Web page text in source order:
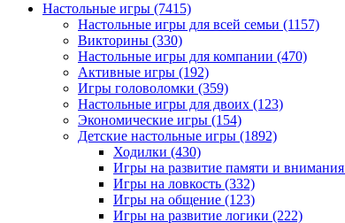
Настольные игры (7415)
Настольные игры для всей семьи (1157)
Викторины (330)
Настольные игры для компании (470)
Активные игры (192)
Игры головоломки (359)
Настольные игры для двоих (123)
Экономические игры (154)
Детские настольные игры (1892)
Ходилки (430)
Игры на развитие памяти и внимания
Игры на ловкость (332)
Игры на общение (123)
Игры на развитие логики (222)